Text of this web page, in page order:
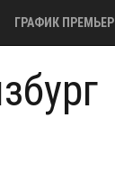
ГРАФИК ПРЕМЬЕР